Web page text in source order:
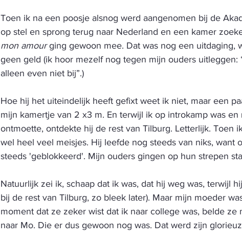
Toen ik na een poosje alsnog werd aangenomen bij de
op stel en sprong terug naar Nederland en een kamer
mon amour ging gewoon mee. Dat was nog een uitdaging,
geen geld (ik hoor mezelf nog tegen mijn ouders uitleggen:
alleen even niet bij”.)
Hoe hij het uiteindelijk heeft gefixt weet ik niet, maar een
mijn kamertje van 2 x3 m. En terwijl ik op introkamp was
ontmoette, ontdekte hij de rest van Tilburg. Letterlijk. Toen
wel heel veel meisjes. Hij leefde nog steeds van niks, want
steeds 'geblokkeerd'. Mijn ouders gingen op hun strepen
Natuurlijk zei ik, schaap dat ik was, dat hij weg was, terwijl
bij de rest van Tilburg, zo bleek later). Maar mijn moeder
moment dat ze zeker wist dat ik naar college was, belde ze
naar Mo. Die er dus gewoon nog was. Dat werd zijn